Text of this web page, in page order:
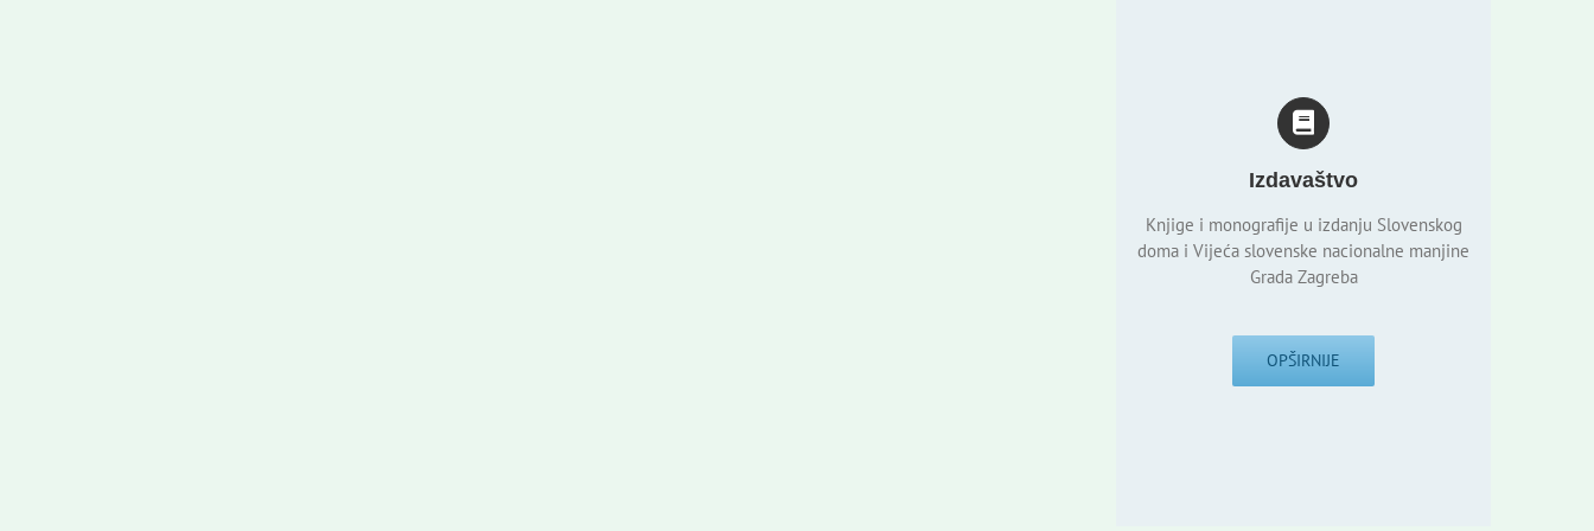
Izdavaštvo
Knjige i monografije u izdanju Slovenskog
doma i Vijeća slovenske nacionalne manjine
Grada Zagreba
OPŠIRNIJE